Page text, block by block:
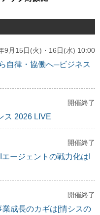
9月15日(火)・16日(水) 10:00
自律・協働へ─ビジネス
開催終了
ス 2026 LIVE
開催終了
ージェントの戦力化はI
開催終了
業成長のカギは[情シスの